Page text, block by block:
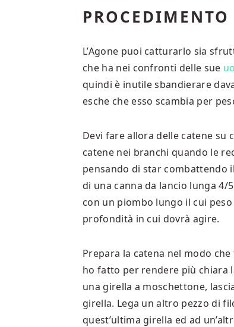
PROCEDIMENTO
L’Agone puoi catturarlo sia
che ha nei confronti delle sue
quindi è inutile sbandierare
esche che esso scambia per
Devi fare allora delle catene su
catene nei branchi quando le
pensando di star combattendo
di una canna da lancio lunga
con un piombo lungo il cui
profondità in cui dovrà agire.
Prepara la catena nel modo
ho fatto per rendere più chiara
una girella a moschettone,
girella. Lega un altro pezzo di
quest’ultima girella ed ad